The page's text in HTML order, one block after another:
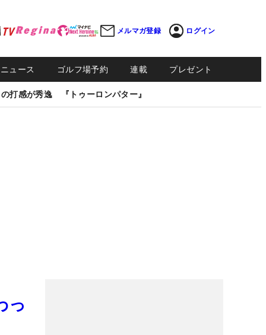
メルマガ登録 ログイン
ュース ゴルフ場予約 連載 プレゼント
打感が秀逸 『トゥーロンパター』
っ